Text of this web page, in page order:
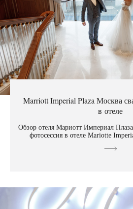
Marriott Imperial Plaza Москва
в отеле
Обзор отеля Мариотт Империал
фотосессия в отеле Mariotte